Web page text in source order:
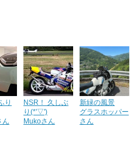
り
ん
NSR！ 久しぶ
り(*'▽')
Mukoさん
新緑の風景
グラスホッパー
さん